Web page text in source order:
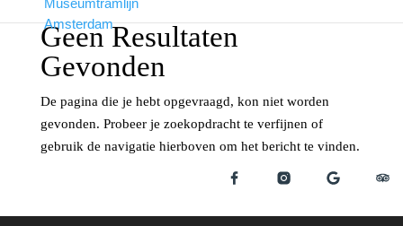
Geen Resultaten
Gevonden
De pagina die je hebt opgevraagd, kon niet worden
gevonden. Probeer je zoekopdracht te verfijnen of
gebruik de navigatie hierboven om het bericht te vinden.